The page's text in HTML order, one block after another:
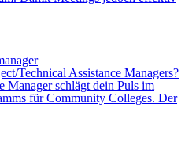
Technical Assistance Managers?
Manager schlägt dein Puls im
für Community Colleges. Der